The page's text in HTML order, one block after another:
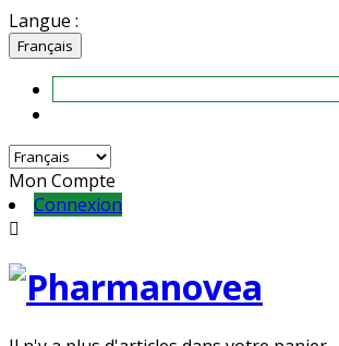
Langue :
Français
Mon Compte
Connexion
